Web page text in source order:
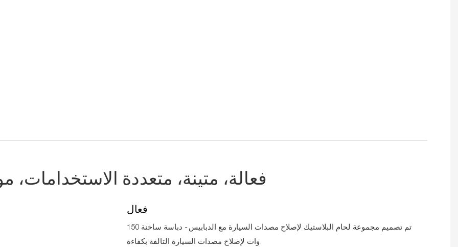
فعالة، متينة، متعددة الاستخدامات،
فعال
تم تصميم مجموعة لحام البلاستيك لإصلاح مصدات السيارة مع الدبابيس - دباسة ساخنة 150
وات لإصلاح مصدات السيارة التالفة بكفاءة.